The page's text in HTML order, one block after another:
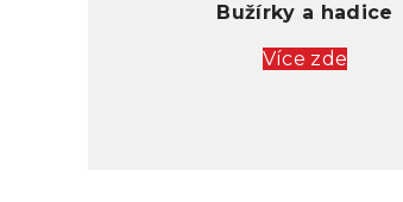
Bužírky a hadice
Více zde